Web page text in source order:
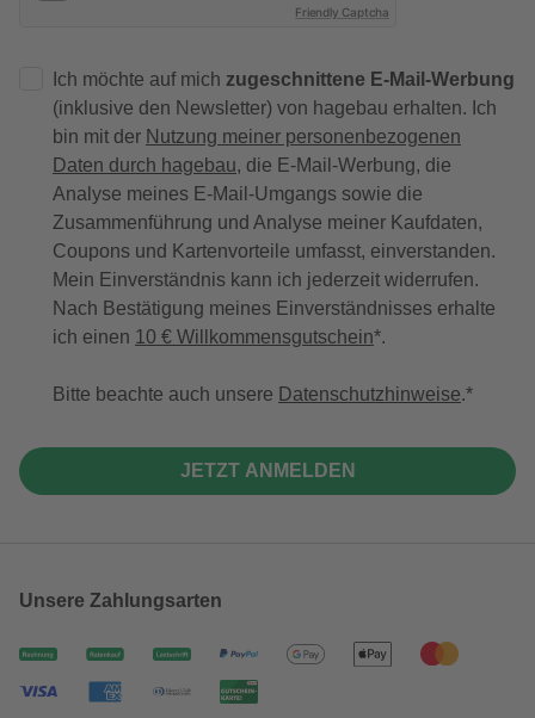
Friendly Captcha
Ich möchte auf mich zugeschnittene E-Mail-Werbung
(inklusive den Newsletter) von hagebau erhalten. Ich
bin mit der Nutzung meiner personenbezogenen
Daten durch hagebau, die E-Mail-Werbung, die
Analyse meines E-Mail-Umgangs sowie die
Zusammenführung und Analyse meiner Kaufdaten,
Coupons und Kartenvorteile umfasst, einverstanden.
Mein Einverständnis kann ich jederzeit widerrufen.
Nach Bestätigung meines Einverständnisses erhalte
ich einen 10 € Willkommensgutschein*.
Bitte beachte auch unsere Datenschutzhinweise.
JETZT ANMELDEN
Unsere Zahlungsarten